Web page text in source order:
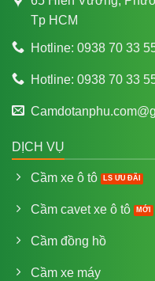
Tp HCM
Hotline: 0938 70 33
Hotline: 0938 70 33
DỊCH VỤ
Cầm xe ô tô
Cầm cavet xe ô tô
Cầm đồng hồ
Cầm xe máy